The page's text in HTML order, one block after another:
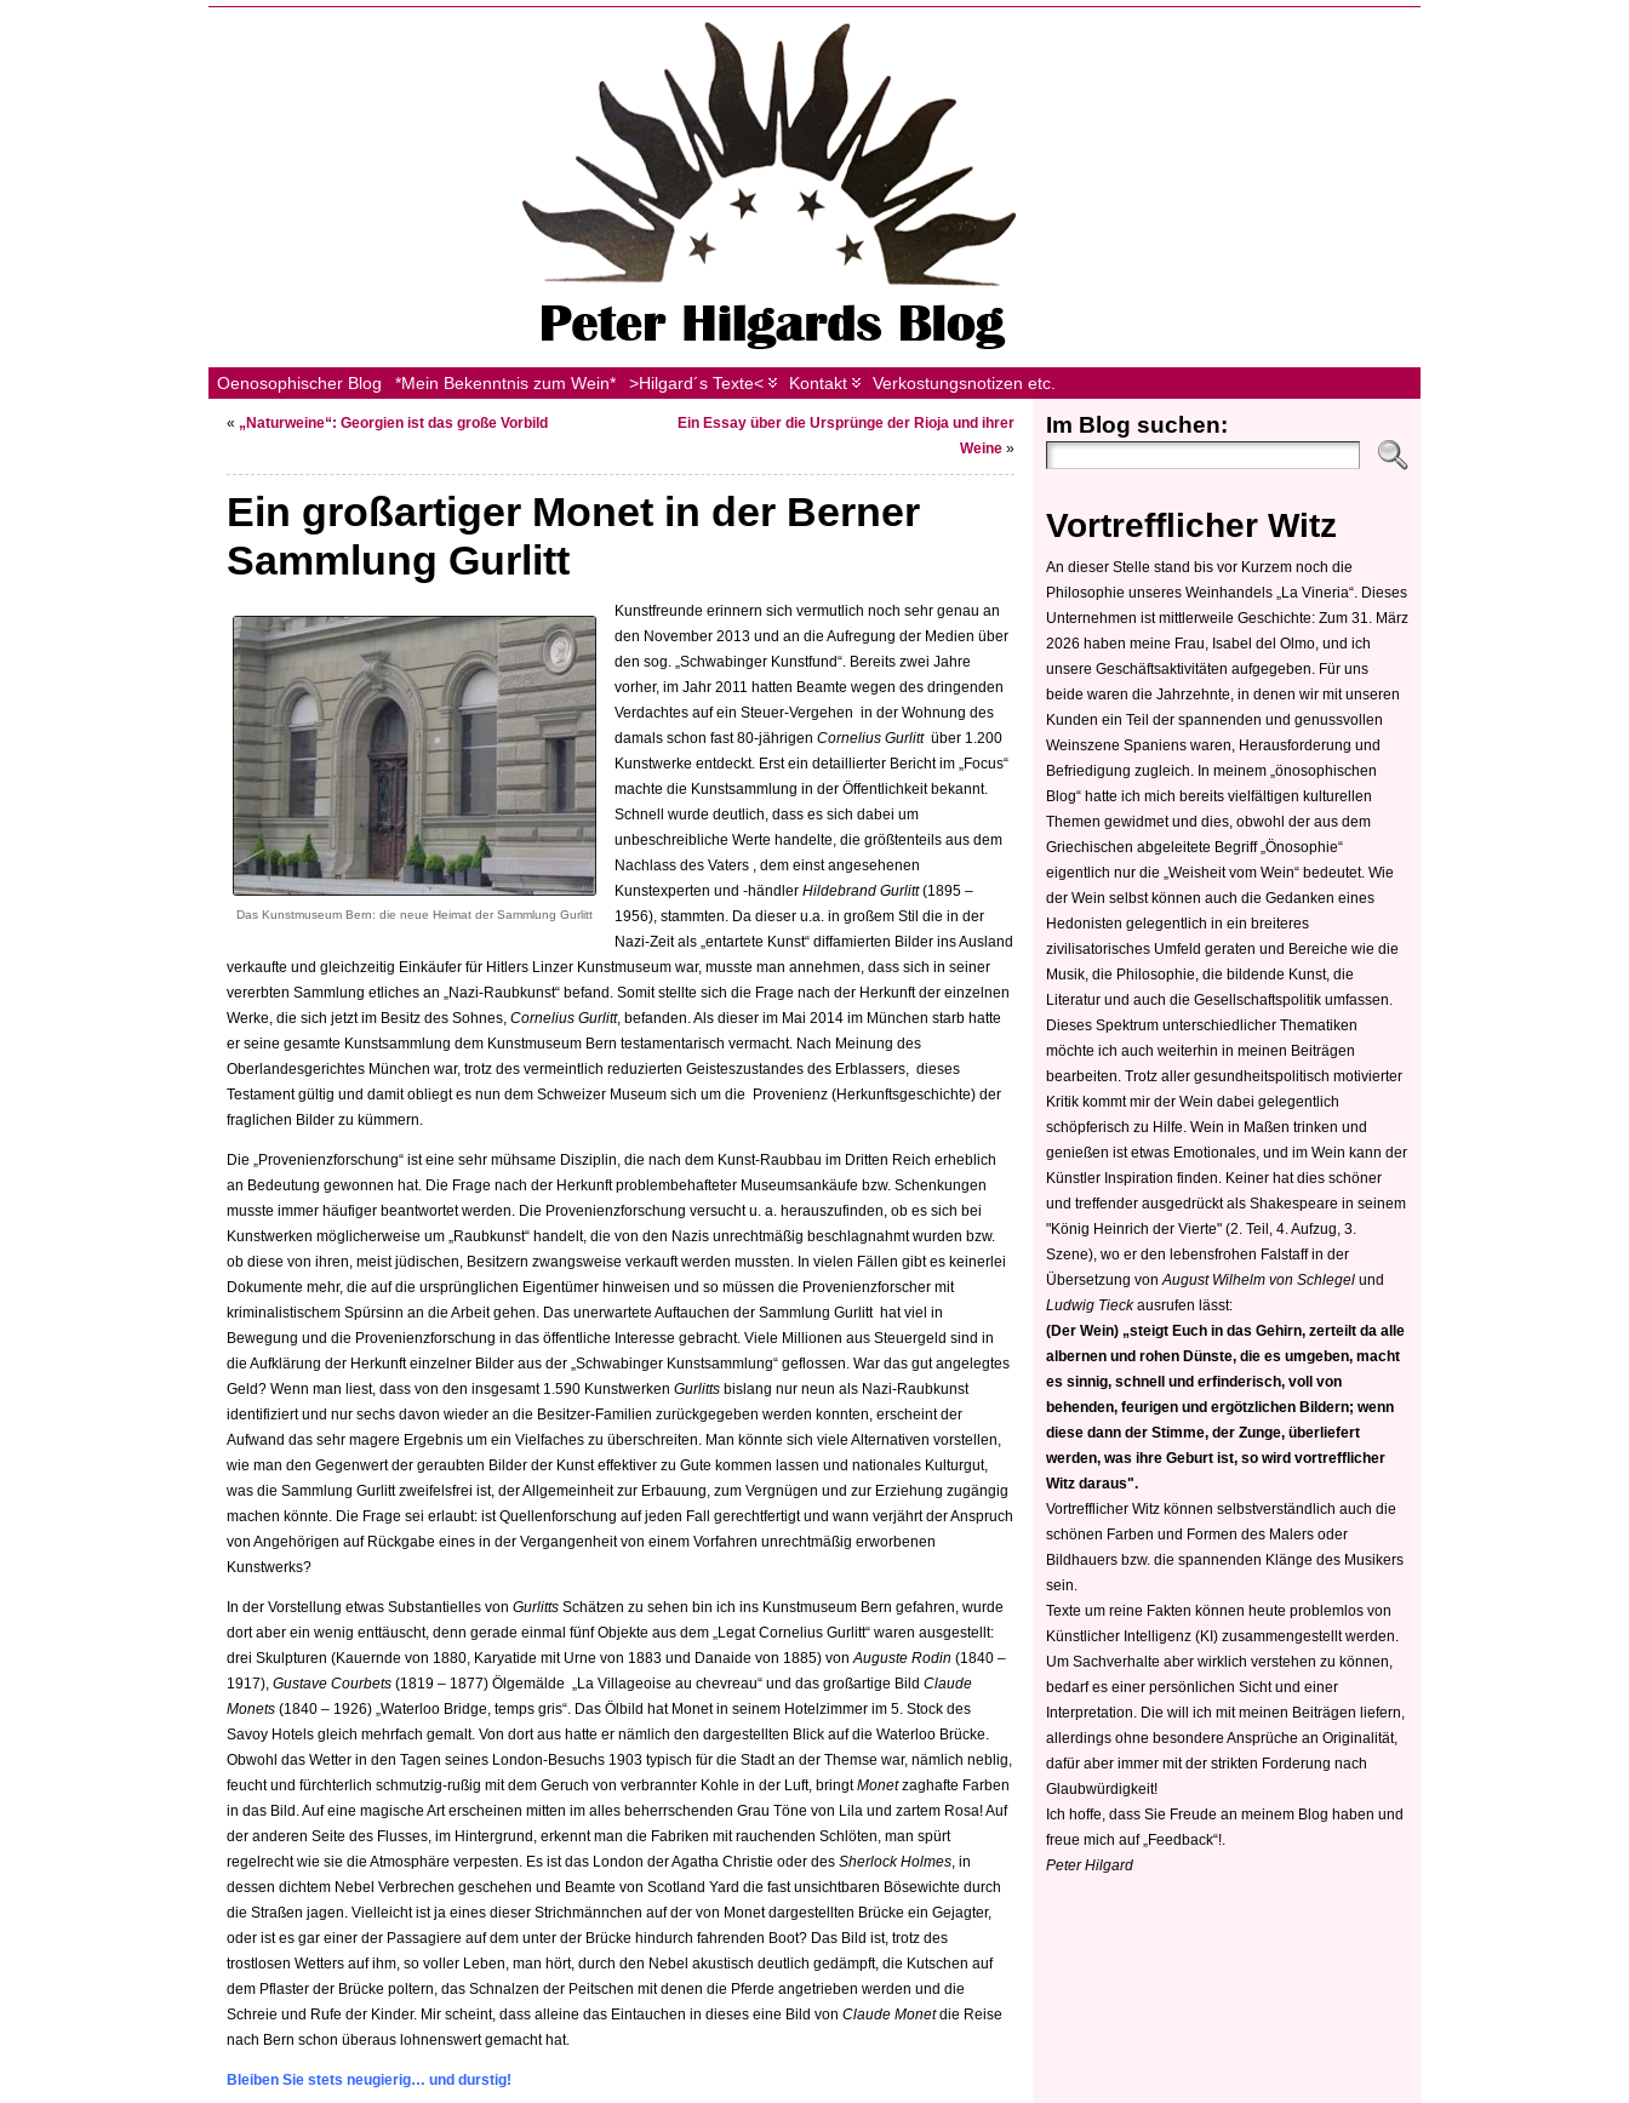
Oenosophischer Blog *Mein Bekenntnis zum Wein* >Hilgard´s Texte< Kontakt Verkostungsnotizen etc.
« „Naturweine“: Georgien ist das große Vorbild
Ein Essay über die Ursprünge der Rioja und ihrer
Weine »
Ein großartiger Monet in der Berner
Sammlung Gurlitt
Das Kunstmuseum Bern: die neue Heimat der Sammlung Gurlitt
Kunstfreunde erinnern sich vermutlich noch sehr genau an
den November 2013 und an die Aufregung der Medien über
den sog. „Schwabinger Kunstfund“. Bereits zwei Jahre
vorher, im Jahr 2011 hatten Beamte wegen des dringenden
Verdachtes auf ein Steuer-Vergehen in der Wohnung des
damals schon fast 80-jährigen Cornelius Gurlittüber 1.200
Kunstwerke entdeckt. Erst ein detaillierter Bericht im „Focus“
machte die Kunstsammlung in der Öffentlichkeit bekannt.
Schnell wurde deutlich, dass es sich dabei um
unbeschreibliche Werte handelte, die größtenteils aus dem
Nachlass des Vaters , dem einst angesehenen
Kunstexperten und -händler Hildebrand Gurlitt(1895 –
1956), stammten. Da dieser u.a. in großem Stil die in der
Nazi-Zeit als „entartete Kunst“ diffamierten Bilder ins Ausland
verkaufte und gleichzeitig Einkäufer für Hitlers Linzer Kunstmuseum war, musste man annehmen, dass sich in seiner
vererbten Sammlung etliches an „Nazi-Raubkunst“ befand. Somit stellte sich die Frage nach der Herkunft der einzelnen
Werke, die sich jetzt im Besitz des Sohnes, Cornelius Gurlitt, befanden.Als dieser im Mai 2014 im München starb hatte
er seine gesamte Kunstsammlung dem Kunstmuseum Bern testamentarisch vermacht. Nach Meinung des
Oberlandesgerichtes München war, trotz des vermeintlich reduzierten Geisteszustandes des Erblassers, dieses
Testament gültig und damit obliegt es nun dem Schweizer Museum sich um die Provenienz (Herkunftsgeschichte) der
fraglichen Bilder zu kümmern.
Die „Provenienzforschung“ ist eine sehr mühsame Disziplin, die nach dem Kunst-Raubbau im Dritten Reich erheblich
an Bedeutung gewonnen hat. Die Frage nach der Herkunft problembehafteter Museumsankäufe bzw. Schenkungen
musste immer häufiger beantwortet werden. Die Provenienzforschung versucht u. a. herauszufinden, ob es sich bei
Kunstwerken möglicherweise um „Raubkunst“ handelt, die von den Nazis unrechtmäßig beschlagnahmt wurden bzw.
ob diese von ihren, meist jüdischen, Besitzern zwangsweise verkauft werden mussten. In vielen Fällen gibt es keinerlei
Dokumente mehr, die auf die ursprünglichen Eigentümer hinweisen und so müssen die Provenienzforscher mit
kriminalistischem Spürsinn an die Arbeit gehen. Das unerwartete Auftauchen der Sammlung Gurlitt hat viel in
Bewegung und die Provenienzforschung in das öffentliche Interesse gebracht. Viele Millionen aus Steuergeld sind in
die Aufklärung der Herkunft einzelner Bilder aus der „Schwabinger Kunstsammlung“ geflossen. War das gut angelegtes
Geld? Wenn man liest, dass von den insgesamt 1.590 Kunstwerken Gurlitts bislang nur neun als Nazi-Raubkunst
identifiziert und nur sechs davon wieder an die Besitzer-Familien zurückgegeben werden konnten, erscheint der
Aufwand das sehr magere Ergebnis um ein Vielfaches zu überschreiten. Man könnte sich viele Alternativen vorstellen,
wie man den Gegenwert der geraubten Bilder der Kunst effektiver zu Gute kommen lassen und nationales Kulturgut,
was die Sammlung Gurlitt zweifelsfrei ist, der Allgemeinheit zur Erbauung, zum Vergnügen und zur Erziehung zugängig
machen könnte. Die Frage sei erlaubt: ist Quellenforschung auf jeden Fall gerechtfertigt und wann verjährt der Anspruch
von Angehörigen auf Rückgabe eines in der Vergangenheit von einem Vorfahren unrechtmäßig erworbenen
Kunstwerks?
In der Vorstellung etwas Substantielles von Gurlitts Schätzen zu sehen bin ich ins Kunstmuseum Bern gefahren, wurde
dort aber ein wenig enttäuscht, denn gerade einmal fünf Objekte aus dem „Legat Cornelius Gurlitt“ waren ausgestellt:
drei Skulpturen (Kauernde von 1880, Karyatide mit Urne von 1883 und Danaide von 1885) vonAuguste Rodin (1840 –
1917), Gustave Courbets (1819 – 1877) Ölgemälde „La Villageoise au chevreau“ und das großartige Bild Claude
Monets (1840 – 1926) „Waterloo Bridge, temps gris“. Das Ölbild hat Monet in seinem Hotelzimmer im 5. Stock des
Savoy Hotels gleich mehrfach gemalt. Von dort aus hatte er nämlich den dargestellten Blick auf die Waterloo Brücke.
Obwohl das Wetter in den Tagen seines London-Besuchs 1903 typisch für die Stadt an der Themse war, nämlich neblig,
feucht und fürchterlich schmutzig-rußig mit dem Geruch von verbrannter Kohle in der Luft, bringtMonetzaghafte Farben
in das Bild. Auf eine magische Art erscheinen mitten im alles beherrschenden Grau Töne von Lila und zartem Rosa! Auf
der anderen Seite des Flusses, im Hintergrund, erkennt man die Fabriken mit rauchenden Schlöten, man spürt
regelrecht wie sie die Atmosphäre verpesten. Es ist das London der Agatha Christie oder des Sherlock Holmes, in
dessen dichtem Nebel Verbrechen geschehen und Beamte von Scotland Yard die fast unsichtbaren Bösewichte durch
die Straßen jagen. Vielleicht ist ja eines dieser Strichmännchen auf der von Monet dargestellten Brücke ein Gejagter,
oder ist es gar einer der Passagiere auf dem unter der Brücke hindurch fahrenden Boot? Das Bild ist, trotz des
trostlosen Wetters auf ihm, so voller Leben, man hört, durch den Nebel akustisch deutlich gedämpft, die Kutschen auf
dem Pflaster der Brücke poltern, das Schnalzen der Peitschen mit denen die Pferde angetrieben werden und die
Schreie und Rufe der Kinder. Mir scheint, dass alleine das Eintauchen in dieses eine Bild von Claude Monetdie Reise
nach Bern schon überaus lohnenswert gemacht hat.
Bleiben Sie stets neugierig… und durstig!
Im Blog suchen:
Vortrefflicher Witz
An dieser Stelle stand bis vor Kurzem noch die
Philosophie unseres Weinhandels „La Vineria“. Dieses
Unternehmen ist mittlerweile Geschichte: Zum 31. März
2026 haben meine Frau, Isabel del Olmo, und ich
unsere Geschäftsaktivitäten aufgegeben. Für uns
beide waren die Jahrzehnte, in denen wir mit unseren
Kunden ein Teil der spannenden und genussvollen
Weinszene Spaniens waren, Herausforderung und
Befriedigung zugleich. In meinem „önosophischen
Blog“ hatte ich mich bereits vielfältigen kulturellen
Themen gewidmet und dies, obwohl der aus dem
Griechischen abgeleitete Begriff „Önosophie“
eigentlich nur die „Weisheit vom Wein“ bedeutet. Wie
der Wein selbst können auch die Gedanken eines
Hedonisten gelegentlich in ein breiteres
zivilisatorisches Umfeld geraten und Bereiche wie die
Musik, die Philosophie, die bildende Kunst, die
Literatur und auch die Gesellschaftspolitik umfassen.
Dieses Spektrum unterschiedlicher Thematiken
möchte ich auch weiterhin in meinen Beiträgen
bearbeiten. Trotz aller gesundheitspolitisch motivierter
Kritik kommt mir der Wein dabei gelegentlich
schöpferisch zu Hilfe. Wein in Maßen trinken und
genießen ist etwas Emotionales, und im Wein kann der
Künstler Inspiration finden. Keiner hat dies schöner
und treffender ausgedrückt als Shakespeare in seinem
"König Heinrich der Vierte" (2. Teil, 4. Aufzug, 3.
Szene), wo er den lebensfrohen Falstaff in der
Übersetzung von August Wilhelm von Schlegel und
Ludwig Tieckausrufen lässt:
(Der Wein) „steigt Euch in das Gehirn, zerteilt da alle
albernen und rohen Dünste, die es umgeben, macht
es sinnig, schnell und erfinderisch, voll von
behenden, feurigen und ergötzlichen Bildern; wenn
diese dann der Stimme, der Zunge, überliefert
werden, was ihre Geburt ist, so wird vortrefflicher
Witz daraus".
Vortrefflicher Witz können selbstverständlich auch die
schönen Farben und Formen des Malers oder
Bildhauers bzw. die spannenden Klänge des Musikers
sein.
Texte um reine Fakten können heute problemlos von
Künstlicher Intelligenz (KI) zusammengestellt werden.
Um Sachverhalte aber wirklich verstehen zu können,
bedarf es einer persönlichen Sicht und einer
Interpretation. Die will ich mit meinen Beiträgen liefern,
allerdings ohne besondere Ansprüche an Originalität,
dafür aber immer mit der strikten Forderung nach
Glaubwürdigkeit!
Ich hoffe, dass Sie Freude an meinem Blog haben und
freue mich auf „Feedback“!.
Peter Hilgard